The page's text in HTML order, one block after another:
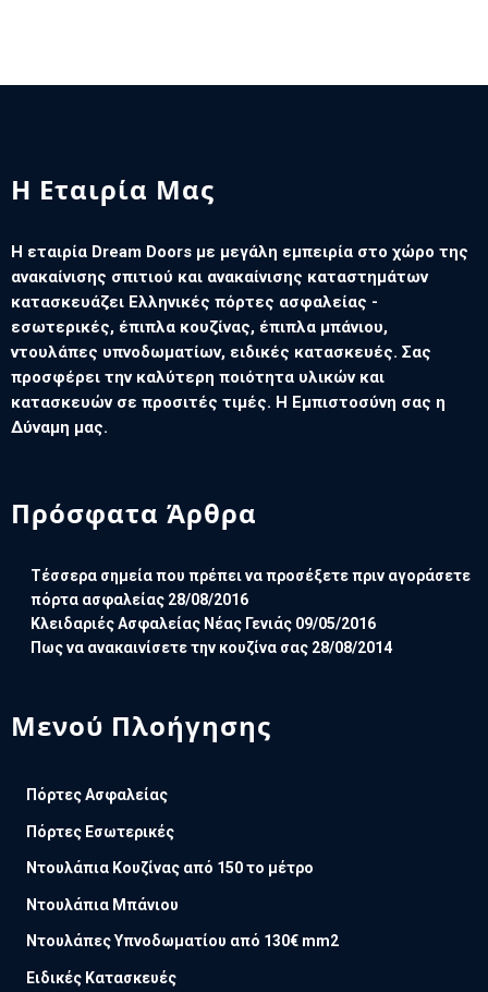
Η Εταιρία Μας
Η εταιρία Dream Doors με μεγάλη εμπειρία στο χώρο της
ανακαίνισης σπιτιού και ανακαίνισης καταστημάτων
κατασκευάζει Ελληνικές πόρτες ασφαλείας -
εσωτερικές, έπιπλα κουζίνας, έπιπλα μπάνιου,
ντουλάπες υπνοδωματίων, ειδικές κατασκευές. Σας
προσφέρει την καλύτερη ποιότητα υλικών και
κατασκευών σε προσιτές τιμές. Η Εμπιστοσύνη σας η
Δύναμη μας.
Πρόσφατα Άρθρα
Τέσσερα σημεία που πρέπει να προσέξετε πριν αγοράσετε
πόρτα ασφαλείας 28/08/2016
Κλειδαριές Ασφαλείας Νέας Γενιάς 09/05/2016
Πως να ανακαινίσετε την κουζίνα σας 28/08/2014
Μενού Πλοήγησης
Πόρτες Ασφαλείας
Πόρτες Εσωτερικές
Ντουλάπια Κουζίνας από 150 το μέτρο
Ντουλάπια Μπάνιου
Ντουλάπες Υπνοδωματίου από 130€ mm2
Ειδικές Κατασκευές